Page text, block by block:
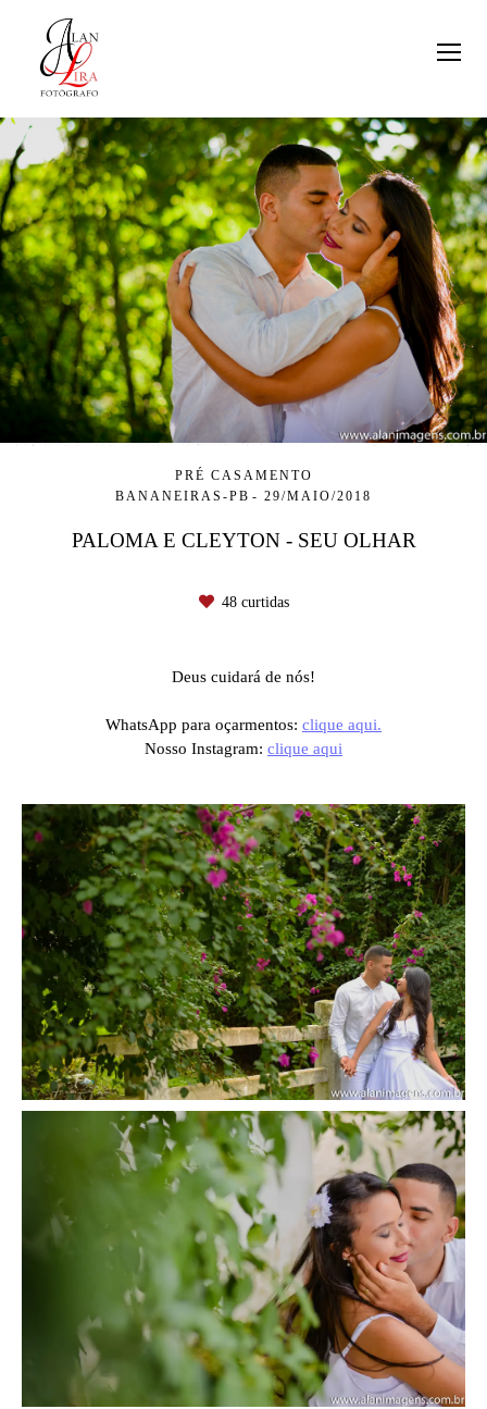
PRÉ CASAMENTO
BANANEIRAS-PB
29/MAIO/2018
PALOMA E CLEYTON - SEU OLHAR
48curtidas
Deus cuidará de nós!
WhatsApp para oçarmentos: clique aqui.
Nosso Instagram: clique aqui